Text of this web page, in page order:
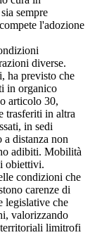
sempre
l'adozione
diverse.
ha previsto che
in organico
articolo 30,
trasferiti in altra
in sedi
distanza non
adibiti. Mobilità
obiettivi.
condizioni che
carenze di
legislative che
valorizzando
limitrofi